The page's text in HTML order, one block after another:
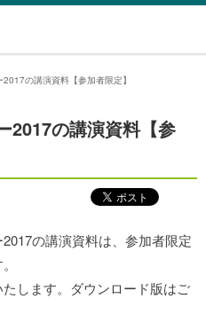
の講演資料【参加者限定】
2017の講演資料【参
の講演資料は、参加者限定
します。ダウンロード版はご